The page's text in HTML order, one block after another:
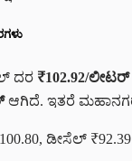
ದರ ₹102.92/ಲೀಟರ್
ಆಗಿದೆ. ಇತರೆ
ಡೀಸೆಲ್ ₹92.39